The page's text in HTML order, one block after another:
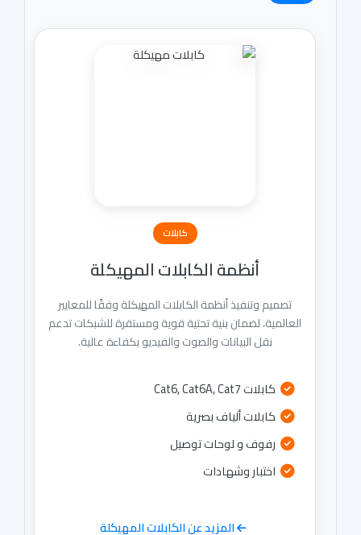
أنظمة الكابلات المهيكلة
تصميم وتنفيذ أنظمة الكابلات المهيكلة وفقًا للمعايير
العالمية، لضمان بنية تحتية قوية ومستقرة للشبكات تدعم
نقل البيانات والصوت والفيديو بكفاءة عالية.
كابلات ألياف بصرية
رفوف و لوحات توصيل
اختبار وشهادات
المزيد عن الكابلات المهيكلة